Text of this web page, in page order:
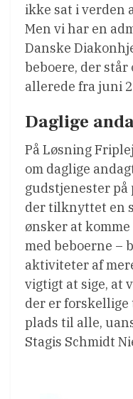
ikke sat i verden
Men vi har en
Danske
beboere, der
allerede fra juni
Daglige
På Løsning
om daglige
gudstjenester på
der tilknyttet en
ønsker at
med beboerne –
aktiviteter af
vigtigt at sige, at
der er
plads til alle,
Stagis Schmidt